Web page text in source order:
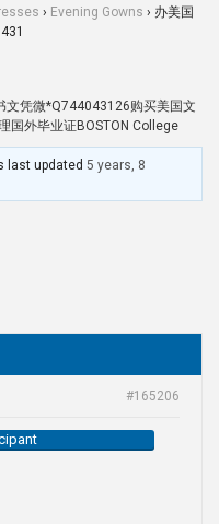
› Evening Gowns › 办美国
文凭微*Q744043126购买美国文
国外毕业证BOSTON College
last updated5 years, 8
#165206